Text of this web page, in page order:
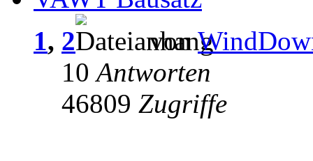
1, 2 von
10Antworten
46809 Zugriffe